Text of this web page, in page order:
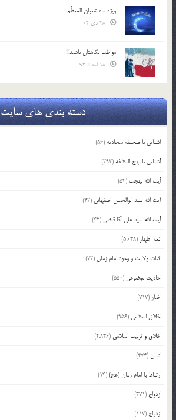
ویژه ماه شعبان المعظّم
مواظب نگاهتان باشید!!!
دسته بندی های سایت
آشنایی با صحیفه سجادیه (56)
آشنایی با نهج البلاغه (392)
آیت الله بهجت (54)
آیت الله سید ابوالحسن اصفهانی (43)
آیت الله سید علی آقا قاضی (42)
ائمه اطهار (5,038)
اثبات ولایت و وجود امام زمان(73)
احادیث موضوعی (550)
اخبار (717)
اخلاق اسلامی (956)
اخلاق و تربیت اسلامی (2,836)
ادیان(474)
ارتباط با امام زمان (عج)(14)
ازدواج (371)
ازدواج (117)